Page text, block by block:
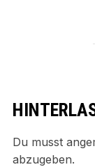
Du musst
abzugeben.